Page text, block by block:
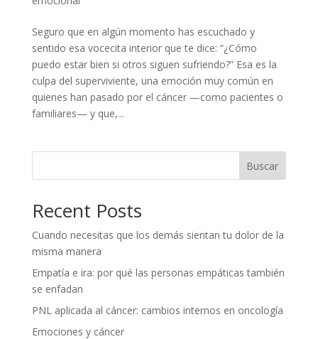
Seguro que en algún momento has escuchado y
sentido esa vocecita interior que te dice: “¿Cómo
puedo estar bien si otros siguen sufriendo?” Esa es la
culpa del superviviente, una emoción muy común en
quienes han pasado por el cáncer —como pacientes o
familiares— y que,...
Buscar
Recent Posts
Cuando necesitas que los demás sientan tu dolor de la
misma manera
Empatía e ira: por qué las personas empáticas también
se enfadan
PNL aplicada al cáncer: cambios internos en oncología
Emociones y cáncer